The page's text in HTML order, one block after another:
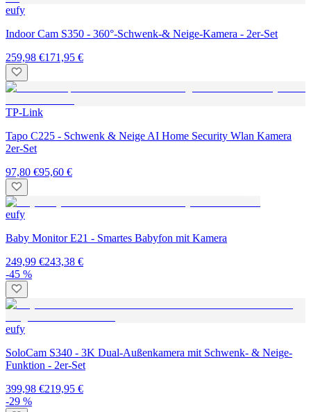
eufy
Indoor Cam S350 - 360°-Schwenk-& Neige-Kamera - 2er-Set
259,98 €171,95 €
TP-Link
Tapo C225 - Schwenk & Neige AI Home Security Wlan Kamera
2er-Set
97,80 €95,60 €
eufy
Baby Monitor E21 - Smartes Babyfon mit Kamera
249,99 €243,38 €
-45 %
eufy
SoloCam S340 - 3K Dual-Außenkamera mit Schwenk- & Neige-
Funktion - 2er-Set
399,98 €219,95 €
-29 %